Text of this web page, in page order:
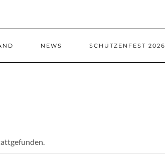
NEWS SCHÜTZENFEST 2026